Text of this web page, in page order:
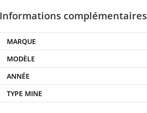
Informations complémentaires
MARQUE
MODÈLE
ANNÉE
TYPE MINE